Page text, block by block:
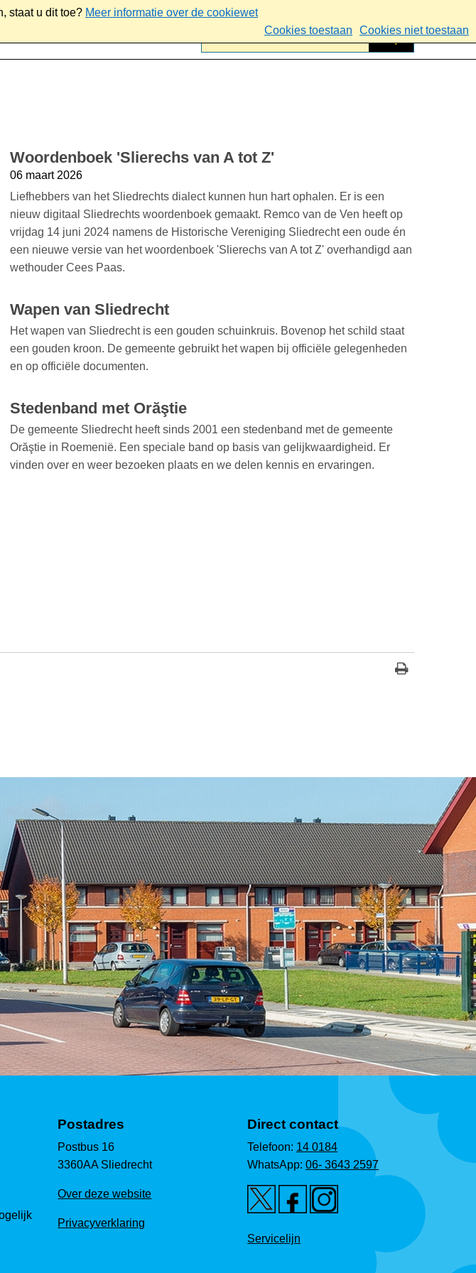
staat u dit toe? Meer informatie over de cookiewet
Cookies toestaan
Cookies niet toestaan
Woordenboek 'Slierechs van A tot Z'
06 maart 2026
Liefhebbers van het Sliedrechts dialect kunnen hun hart ophalen. Er is een
nieuw digitaal Sliedrechts woordenboek gemaakt. Remco van de Ven heeft op
vrijdag 14 juni 2024 namens de Historische Vereniging Sliedrecht een oude én
een nieuwe versie van het woordenboek 'Slierechs van A tot Z' overhandigd aan
wethouder Cees Paas.
Wapen van Sliedrecht
Het wapen van Sliedrecht is een gouden schuinkruis. Bovenop het schild staat
een gouden kroon. De gemeente gebruikt het wapen bij officiële gelegenheden
en op officiële documenten.
Stedenband met Orăştie
De gemeente Sliedrecht heeft sinds 2001 een stedenband met de gemeente
Orăştie in Roemenië. Een speciale band op basis van gelijkwaardigheid. Er
vinden over en weer bezoeken plaats en we delen kennis en ervaringen.
Postadres
Postbus 16
3360AA Sliedrecht
Over deze website
Privacyverklaring
Direct contact
Telefoon: 14 0184
WhatsApp:06- 3643 2597
Servicelijn